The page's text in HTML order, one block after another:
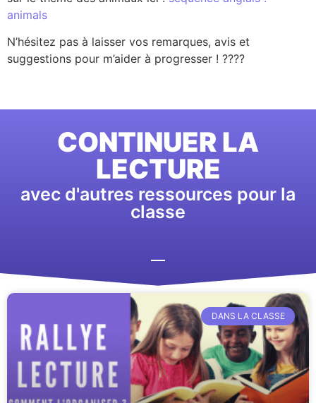
animals
N’hésitez pas à laisser vos remarques, avis et
suggestions pour m’aider à progresser ! ????
CONTINUER LA
LECTURE
avec d'autres ressources pour la
classe
DANS LA CLASSE